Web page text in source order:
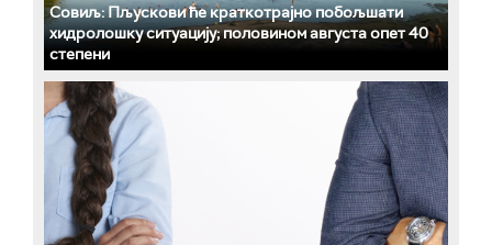
Совиљ: Пљускови ће краткотрајно побољшати
хидролошку ситуацију; половином августа опет 40
степени